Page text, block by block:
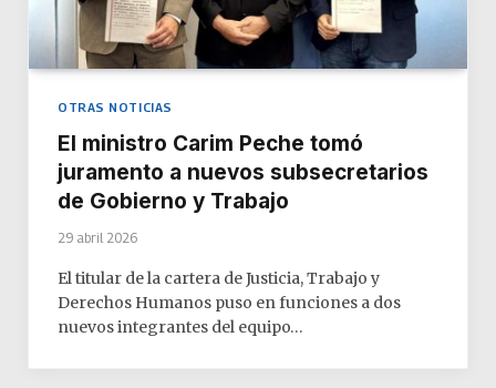
OTRAS NOTICIAS
El ministro Carim Peche tomó
juramento a nuevos subsecretarios
de Gobierno y Trabajo
29 abril 2026
El titular de la cartera de Justicia, Trabajo y
Derechos Humanos puso en funciones a dos
nuevos integrantes del equipo…